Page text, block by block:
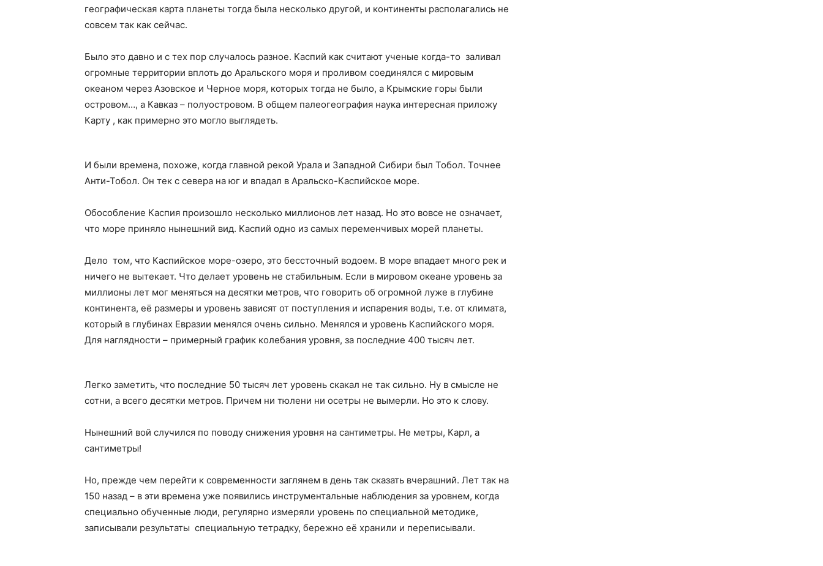
географическая карта планеты тогда была несколько другой, и континенты располагались не
совсем так как сейчас.
Было это давно и с тех пор случалось разное. Каспий как считают ученые когда-то заливал
огромные территории вплоть до Аральского моря и проливом соединялся с мировым
океаном через Азовское и Черное моря, которых тогда не было, а Крымские горы были
островом…, а Кавказ – полуостровом. В общем палеогеография наука интересная приложу
Карту , как примерно это могло выглядеть.
И были времена, похоже, когда главной рекой Урала и Западной Сибири был Тобол. Точнее
Анти-Тобол. Он тек с севера на юг и впадал в Аральско-Каспийское море.
Обособление Каспия произошло несколько миллионов лет назад. Но это вовсе не означает,
что море приняло нынешний вид. Каспий одно из самых переменчивых морей планеты.
Дело том, что Каспийское море-озеро, это бессточный водоем. В море впадает много рек и
ничего не вытекает. Что делает уровень не стабильным. Если в мировом океане уровень за
миллионы лет мог меняться на десятки метров, что говорить об огромной луже в глубине
континента, её размеры и уровень зависят от поступления и испарения воды, т.е. от климата,
который в глубинах Евразии менялся очень сильно. Менялся и уровень Каспийского моря.
Для наглядности – примерный график колебания уровня, за последние 400 тысяч лет.
Легко заметить, что последние 50 тысяч лет уровень скакал не так сильно. Ну в смысле не
сотни, а всего десятки метров. Причем ни тюлени ни осетры не вымерли. Но это к слову.
Нынешний вой случился по поводу снижения уровня на сантиметры. Не метры, Карл, а
сантиметры!
Но, прежде чем перейти к современности заглянем в день так сказать вчерашний. Лет так на
150 назад – в эти времена уже появились инструментальные наблюдения за уровнем, когда
специально обученные люди, регулярно измеряли уровень по специальной методике,
записывали результаты специальную тетрадку, бережно её хранили и переписывали.